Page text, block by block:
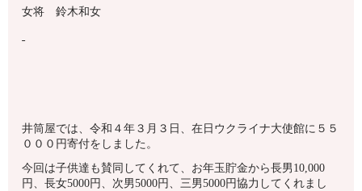
女将 鈴木和女
井筒屋では、令和４年３月３日、在日ウクライナ大使館に５５
０００円寄付をしました。
今回は子供達も賛同してくれて、お年玉貯金から長男10,000
円、長女5000円、次男5000円、三男5000円協力してくれまし